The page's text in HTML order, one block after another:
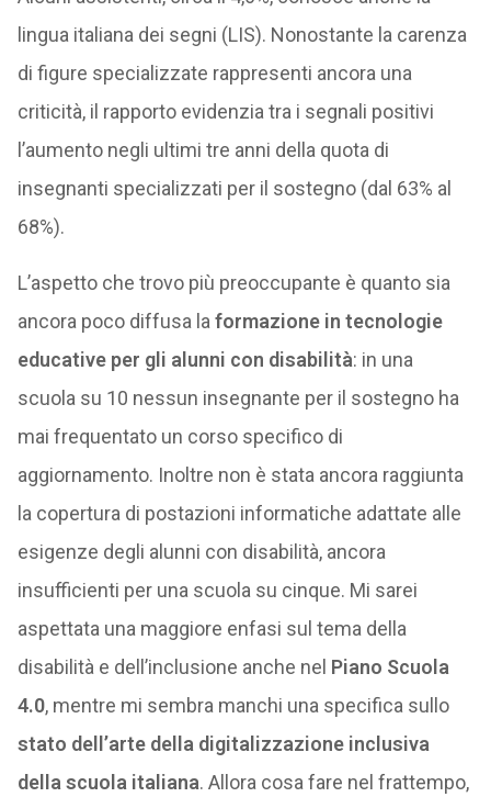
lingua italiana dei segni (LIS). Nonostante la carenza
di figure specializzate rappresenti ancora una
criticità, il rapporto evidenzia tra i segnali positivi
l’aumento negli ultimi tre anni della quota di
insegnanti specializzati per il sostegno (dal 63% al
68%).
L’aspetto che trovo più preoccupante è quanto sia
ancora poco diffusa la formazione in tecnologie
educative per gli alunni con disabilità: in una
scuola su 10 nessun insegnante per il sostegno ha
mai frequentato un corso specifico di
aggiornamento. Inoltre non è stata ancora raggiunta
la copertura di postazioni informatiche adattate alle
esigenze degli alunni con disabilità, ancora
insufficienti per una scuola su cinque. Mi sarei
aspettata una maggiore enfasi sul tema della
disabilità e dell’inclusione anche nel Piano Scuola
4.0, mentre mi sembra manchi una specifica sullo
stato dell’arte della digitalizzazione inclusiva
della scuola italiana. Allora cosa fare nel frattempo,